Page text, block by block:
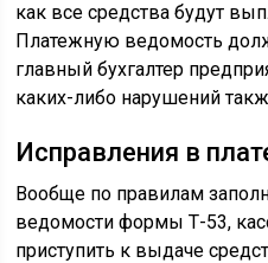
как все средства будут
Платежную ведомость
главный бухгалтер
каких-либо нарушений
Исправления в
Вообще по правилам
ведомости формы Т-53,
приступить к выдаче